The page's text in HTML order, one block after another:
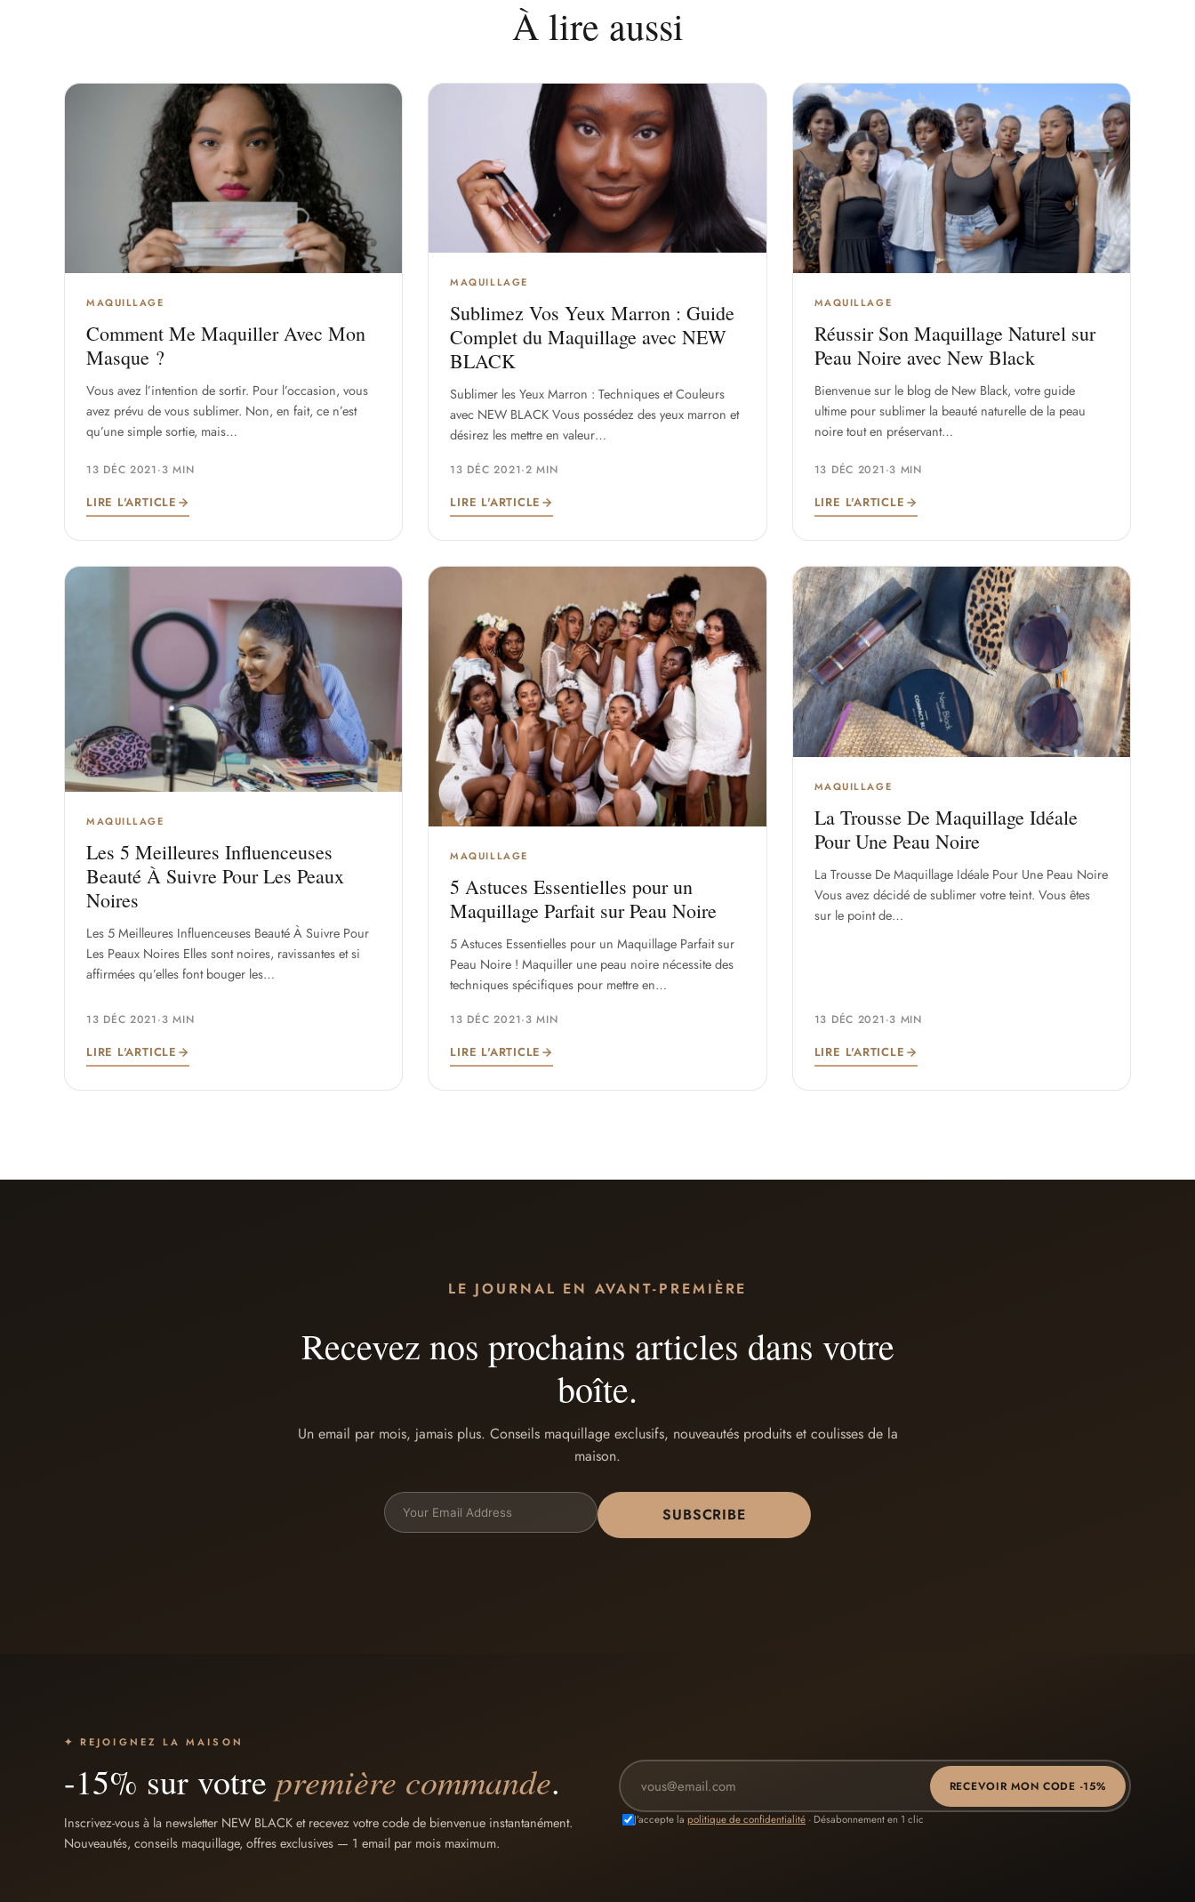
À lire aussi
MAQUILLAGE
Comment Me Maquiller Avec Mon
Masque ?
Vous avez l’intention de sortir. Pour l’occasion, vous
avez prévu de vous sublimer. Non, en fait, ce n’est
qu’une simple sortie, mais…
13 DÉC 2021·3 MIN
LIRE L'ARTICLE
MAQUILLAGE
Sublimez Vos Yeux Marron : Guide
Complet du Maquillage avec NEW
BLACK
Sublimer les Yeux Marron : Techniques et Couleurs
avec NEW BLACK Vous possédez des yeux marron et
désirez les mettre en valeur…
13 DÉC 2021·2 MIN
LIRE L'ARTICLE
MAQUILLAGE
Réussir Son Maquillage Naturel sur
Peau Noire avec New Black
Bienvenue sur le blog de New Black, votre guide
ultime pour sublimer la beauté naturelle de la peau
noire tout en préservant…
13 DÉC 2021·3 MIN
LIRE L'ARTICLE
MAQUILLAGE
Les 5 Meilleures Influenceuses
Beauté À Suivre Pour Les Peaux
Noires
Les 5 Meilleures Influenceuses Beauté À Suivre Pour
Les Peaux Noires Elles sont noires, ravissantes et si
affirmées qu’elles font bouger les…
13 DÉC 2021·3 MIN
LIRE L'ARTICLE
MAQUILLAGE
5 Astuces Essentielles pour un
Maquillage Parfait sur Peau Noire
5 Astuces Essentielles pour un Maquillage Parfait sur
Peau Noire ! Maquiller une peau noire nécessite des
techniques spécifiques pour mettre en…
13 DÉC 2021·3 MIN
LIRE L'ARTICLE
MAQUILLAGE
La Trousse De Maquillage Idéale
Pour Une Peau Noire
La Trousse De Maquillage Idéale Pour Une Peau Noire
Vous avez décidé de sublimer votre teint. Vous êtes
sur le point de…
13 DÉC 2021·3 MIN
LIRE L'ARTICLE
LE JOURNAL EN AVANT-PREMIÈRE
Recevez nos prochains articles dans votre
boîte.
Un email par mois, jamais plus. Conseils maquillage exclusifs, nouveautés produits et coulisses de la
maison.
SUBSCRIBE
✦ REJOIGNEZ LA MAISON
-15% sur votre première commande.
Inscrivez-vous à la newsletter NEW BLACK et recevez votre code de bienvenue instantanément.
Nouveautés, conseils maquillage, offres exclusives — 1 email par mois maximum.
RECEVOIR MON CODE -15%
J'accepte la politique de confidentialité · Désabonnement en 1 clic